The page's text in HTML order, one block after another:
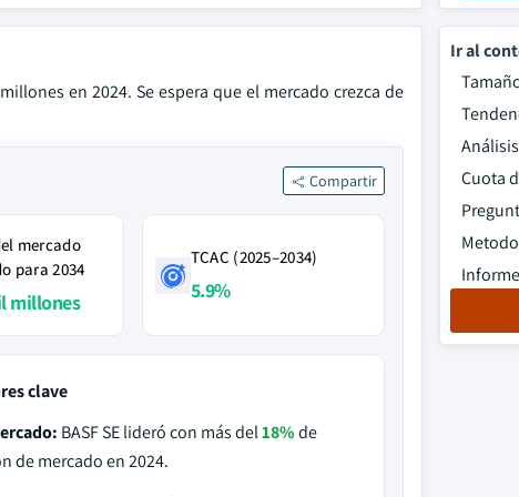
en 2024. Se espera que el mercado crezca de
Compartir
mercado
para 2034
millones
TCAC (2025–2034)
5.9%
clave
BASF SE lideró con más del18%de
de mercado en 2024.
Ir al
Cuota